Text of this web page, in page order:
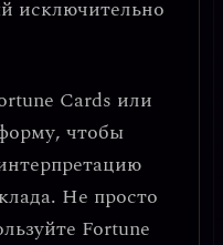
исключительно
Cards или
чтобы
Не просто
Fortune